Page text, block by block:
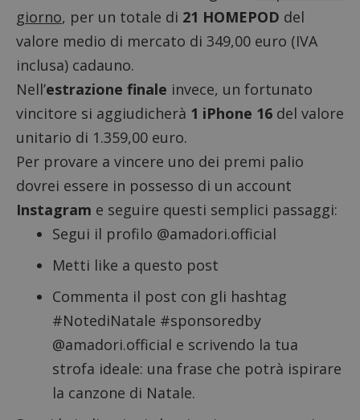
giorno, per un totale di 21 HOMEPOD del
valore medio di mercato di 349,00 euro (IVA
inclusa) cadauno.
Nell’estrazione finale invece, un fortunato
vincitore si aggiudicherà 1 iPhone 16 del valore
unitario di 1.359,00 euro.
Per provare a vincere uno dei premi palio
dovrei essere in possesso di un account
Instagram e seguire questi semplici passaggi:
Segui il profilo @amadori.official
Metti like a questo post
Commenta il post con gli hashtag
#NotediNatale #sponsoredby
@amadori.official e scrivendo la tua
strofa ideale: una frase che potrà ispirare
la canzone di Natale.